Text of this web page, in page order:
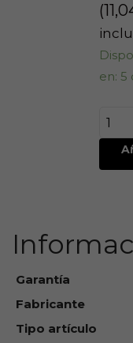
(
en: 5
Garantía
Fabricante
Tipo artículo